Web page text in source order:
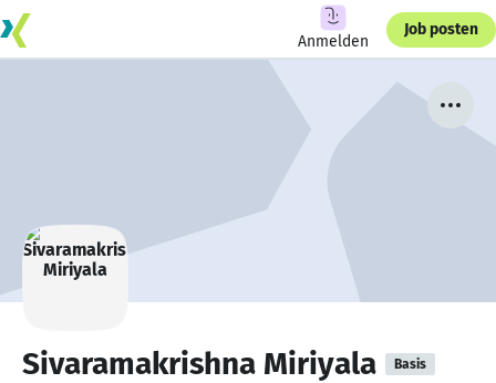
Anmelden
Job posten
Sivaramakrishna Miriyala Basis